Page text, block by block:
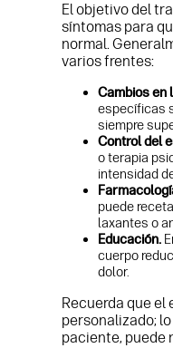
El objetivo del
síntomas para
normal.
varios frentes:
Cambios en
específicas
siempre
Control del
o terapia
intensidad
puede
laxantes o
Educación.
cuerpo
dolor.
Recuerda que el
personalizado;
paciente, puede